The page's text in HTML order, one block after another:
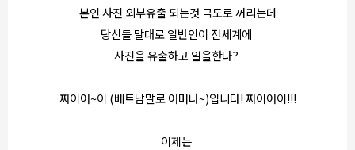
본인 사진 외부유출 되는것 극도로 꺼리는데
당신들 말대로 일반인이 전세계에
사진을 유출하고 일을한다?
쩌이어~이 (베트남말로 어머나~)입니다! 쩌이어이!!!
이제는